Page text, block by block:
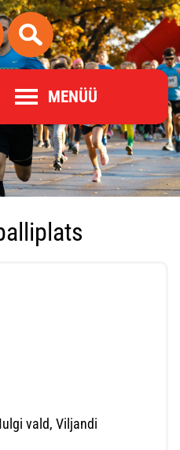
MENÜÜ
vald, Viljandi